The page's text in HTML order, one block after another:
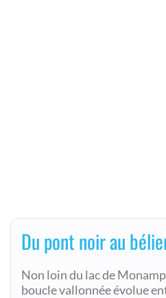
Du pont noir au
Non loin du lac de
boucle vallonnée évolue